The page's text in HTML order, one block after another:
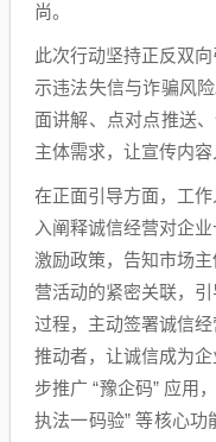
尚。
此次行动坚持正反双
示违法失信与诈骗风
面讲解、点对点推送
主体需求，让宣传内容
在正面引导方面，工
入阐释诚信经营对企
激励政策，告知市场
营活动的紧密关联，
过程，主动签署诚信
推动者，让诚信成为企
步推广 “豫企码” 应用
执法一码验” 等核心